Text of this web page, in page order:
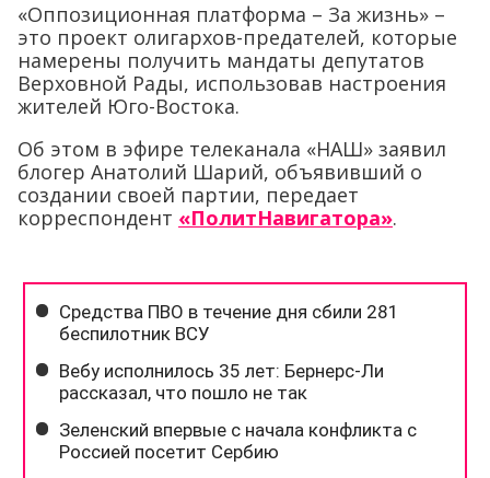
«Оппозиционная платформа – За жизнь» –
это проект олигархов-предателей, которые
намерены получить мандаты депутатов
Верховной Рады, использовав настроения
жителей Юго-Востока.
Об этом в эфире телеканала «НАШ» заявил
блогер Анатолий Шарий, объявивший о
создании своей партии, передает
корреспондент «ПолитНавигатора».